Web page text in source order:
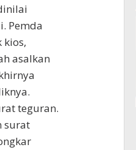
Pemda
kios,
asalkan
teguran.
surat